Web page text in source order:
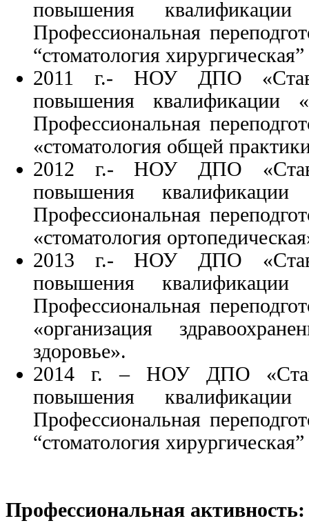
повышения квалификации
Профессиональная
“стоматология хирургическая”
2011 г.- НОУ ДПО
повышения квалификации
Профессиональная
«стоматология общей
2012 г.- НОУ ДПО
повышения квалификации
Профессиональная
«стоматология
2013 г.- НОУ ДПО
повышения квалификации
Профессиональная
«организация
здоровье».
2014 г. – НОУ ДПО
повышения квалификации
Профессиональная
“стоматология хирургическая”
Профессиональная активность: